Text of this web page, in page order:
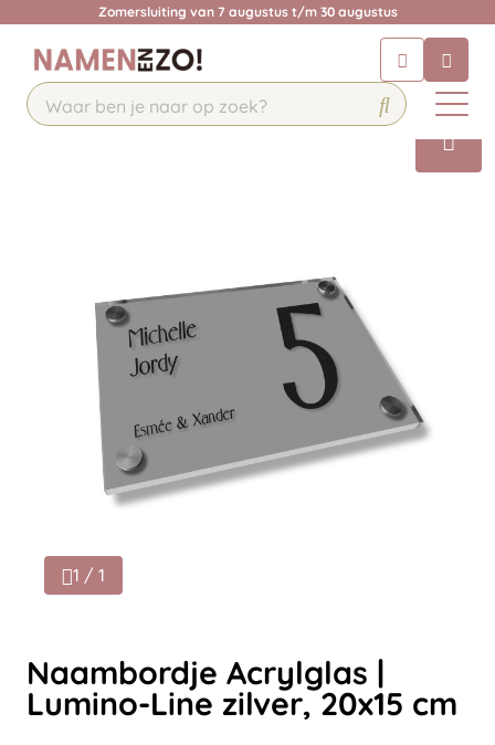
Zomersluiting van 7 augustus t/m 30 augustus
Chat 24/7 met onze chatbot voor
hulp
Contact
1 / 1
Naambordje Acrylglas |
Lumino-Line zilver, 20x15 cm